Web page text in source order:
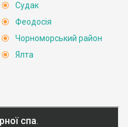
Судак
Феодосія
Чорноморський район
Ялта